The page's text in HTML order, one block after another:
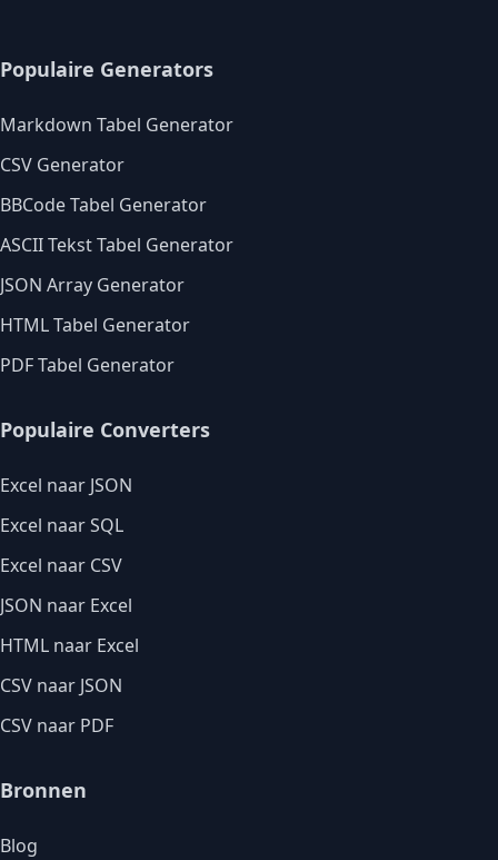
Populaire Generators
Markdown Tabel Generator
CSV Generator
BBCode Tabel Generator
ASCII Tekst Tabel Generator
JSON Array Generator
HTML Tabel Generator
PDF Tabel Generator
Populaire Converters
Excel naar JSON
Excel naar SQL
Excel naar CSV
JSON naar Excel
HTML naar Excel
CSV naar JSON
CSV naar PDF
Bronnen
Blog